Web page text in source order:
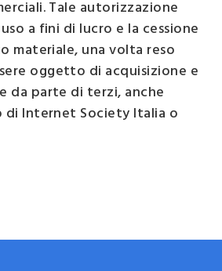
Tale autorizzazione
a fini di lucro e la cessione
materiale, una volta reso
oggetto di acquisizione e
da parte di terzi, anche
di Internet Society Italia o